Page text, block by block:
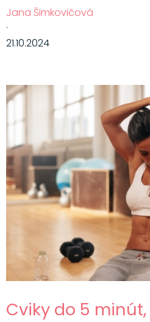
Jana Šimkovičová
·
21.10.2024
Cviky do 5